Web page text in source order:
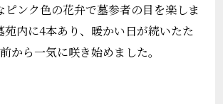
ピンク色の花弁で墓参者の目を楽しま
苑内に4本あり、暖かい日が続いたた
から一気に咲き始めました。